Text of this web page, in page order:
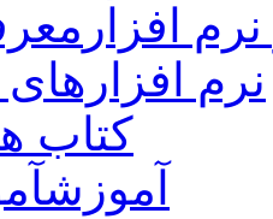
افزار
نرم
کتاب
آموزش